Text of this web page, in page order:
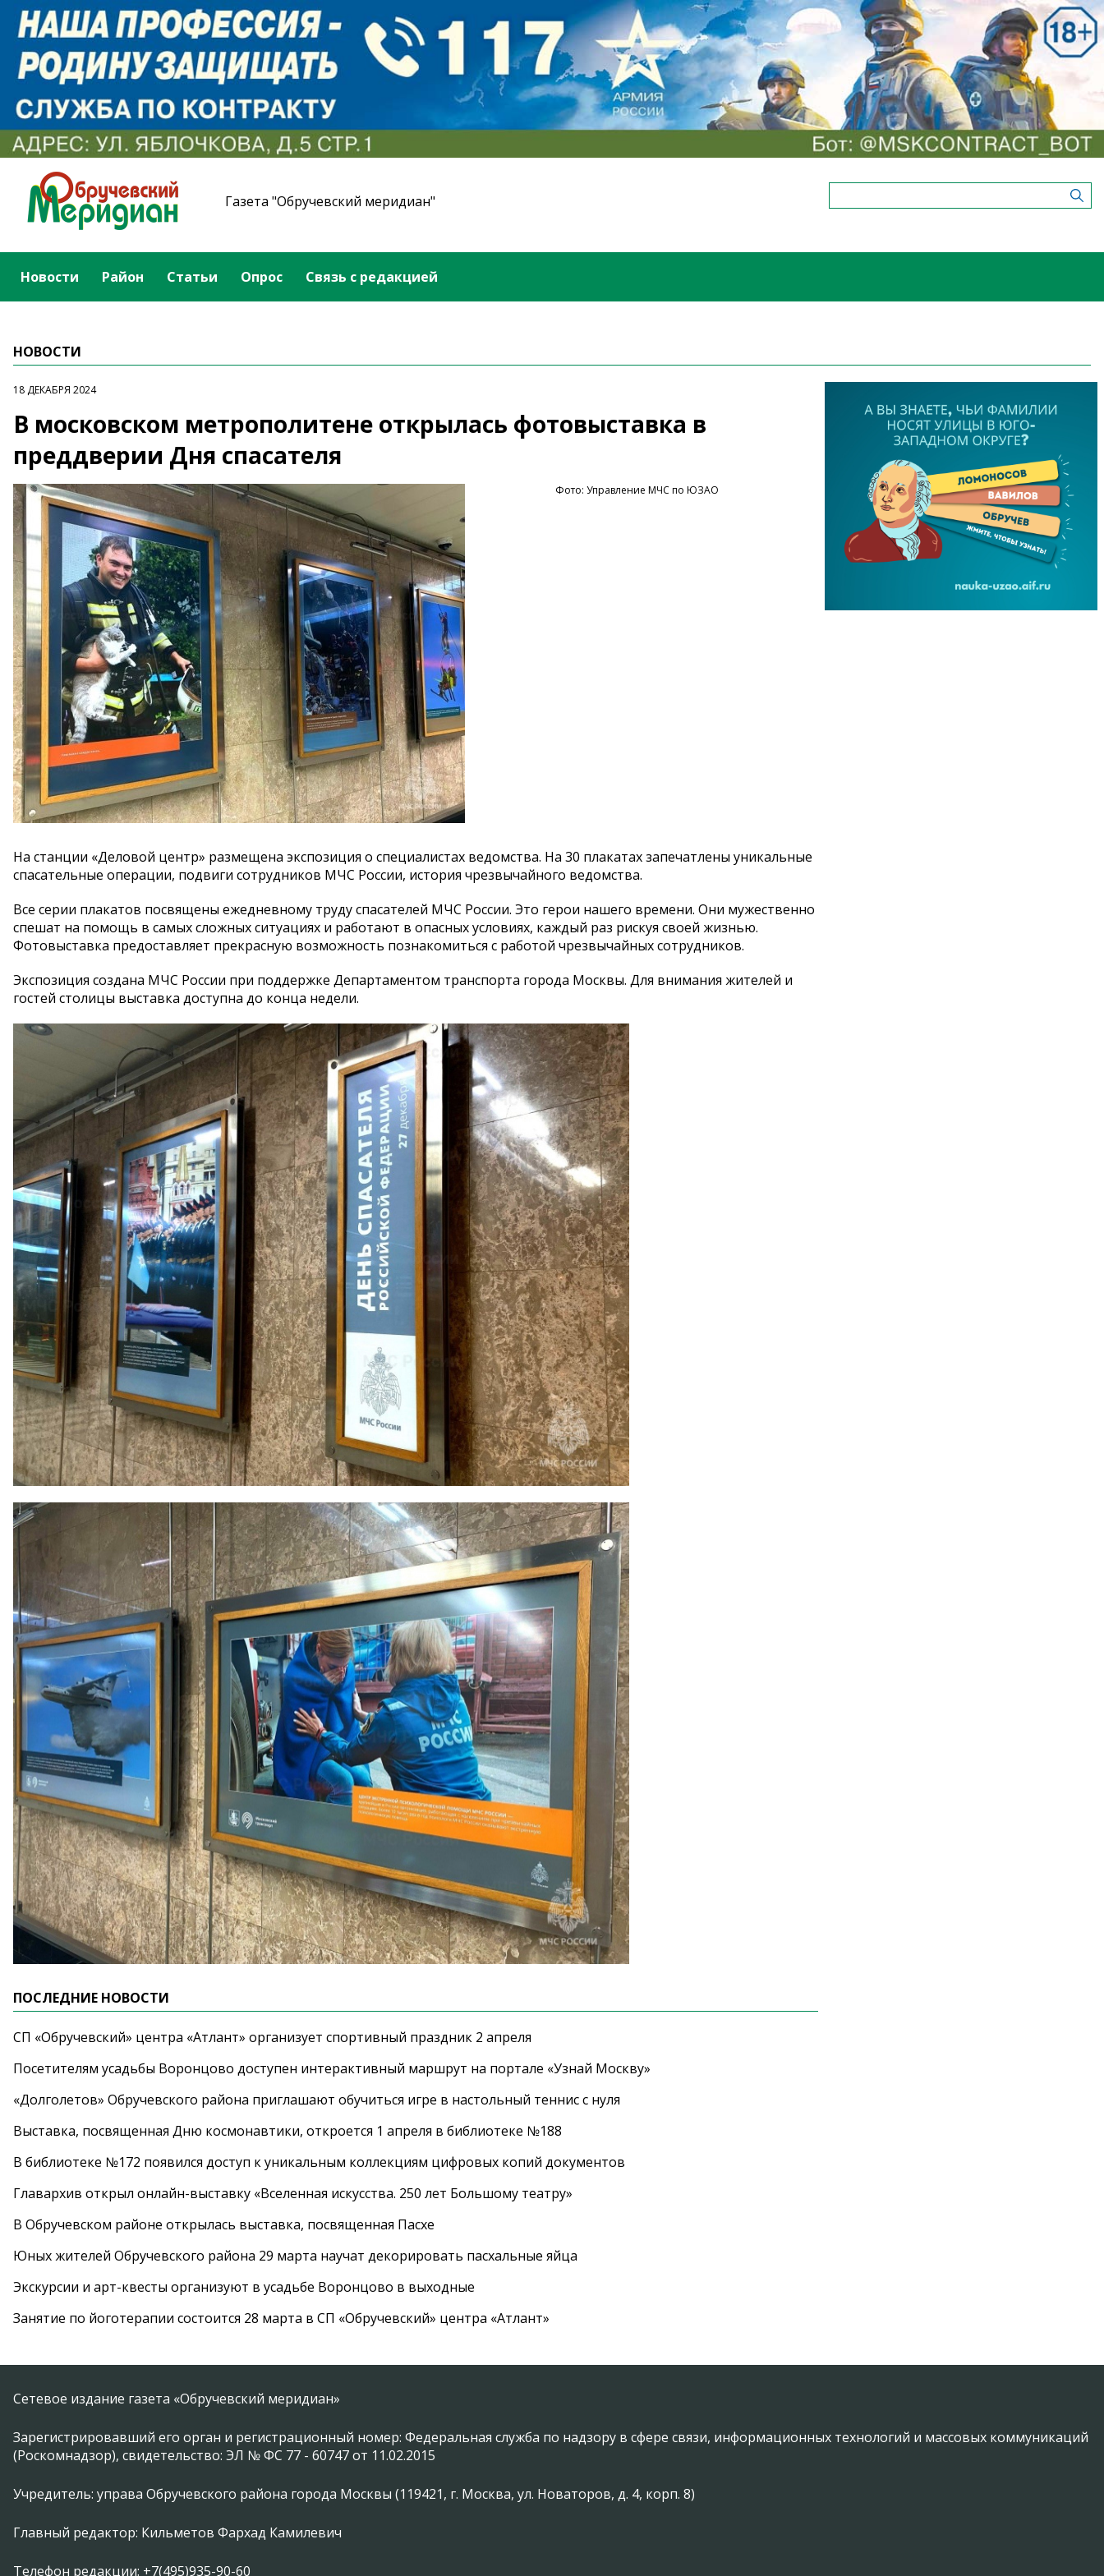
Газета "Обручевский меридиан"
Новости Район Статьи Опрос Связь с редакцией
НОВОСТИ
18 ДЕКАБРЯ 2024
В московском метрополитене открылась фотовыставка в
преддверии Дня спасателя
Фото: Управление МЧС по ЮЗАО
На станции «Деловой центр» размещена экспозиция о специалистах ведомства. На 30 плакатах запечатлены уникальные
спасательные операции, подвиги сотрудников МЧС России, история чрезвычайного ведомства.
Все серии плакатов посвящены ежедневному труду спасателей МЧС России. Это герои нашего времени. Они мужественно
спешат на помощь в самых сложных ситуациях и работают в опасных условиях, каждый раз рискуя своей жизнью.
Фотовыставка предоставляет прекрасную возможность познакомиться с работой чрезвычайных сотрудников.
Экспозиция создана МЧС России при поддержке Департаментом транспорта города Москвы. Для внимания жителей и
гостей столицы выставка доступна до конца недели.
ПОСЛЕДНИЕ НОВОСТИ
СП «Обручевский» центра «Атлант» организует спортивный праздник 2 апреля
Посетителям усадьбы Воронцово доступен интерактивный маршрут на портале «Узнай Москву»
«Долголетов» Обручевского района приглашают обучиться игре в настольный теннис с нуля
Выставка, посвященная Дню космонавтики, откроется 1 апреля в библиотеке №188
В библиотеке №172 появился доступ к уникальным коллекциям цифровых копий документов
Главархив открыл онлайн-выставку «Вселенная искусства. 250 лет Большому театру»
В Обручевском районе открылась выставка, посвященная Пасхе
Юных жителей Обручевского района 29 марта научат декорировать пасхальные яйца
Экскурсии и арт-квесты организуют в усадьбе Воронцово в выходные
Занятие по йоготерапии состоится 28 марта в СП «Обручевский» центра «Атлант»
Сетевое издание газета «Обручевский меридиан»
Зарегистрировавший его орган и регистрационный номер: Федеральная служба по надзору в сфере связи, информационных технологий и массовых коммуникаций
(Роскомнадзор), свидетельство: ЭЛ № ФС 77 - 60747 от 11.02.2015
Учредитель: управа Обручевского района города Москвы (119421, г. Москва, ул. Новаторов, д. 4, корп. 8)
Главный редактор: Кильметов Фархад Камилевич
Телефон редакции: +7(495)935-90-60